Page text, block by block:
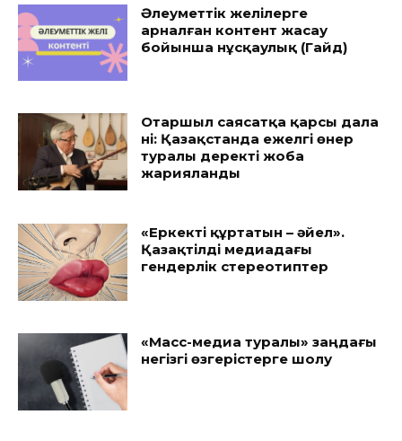
Әлеуметтік желілерге
арналған контент жасау
бойынша нұсқаулық (Гайд)
Отаршыл саясатқа қарсы дала
үні: Қазақстанда ежелгі өнер
туралы деректі жоба
жарияланды
«Еркекті құртатын – әйел».
Қазақтілді медиадағы
гендерлік стереотиптер
«Масс-медиа туралы» заңдағы
негізгі өзгерістерге шолу